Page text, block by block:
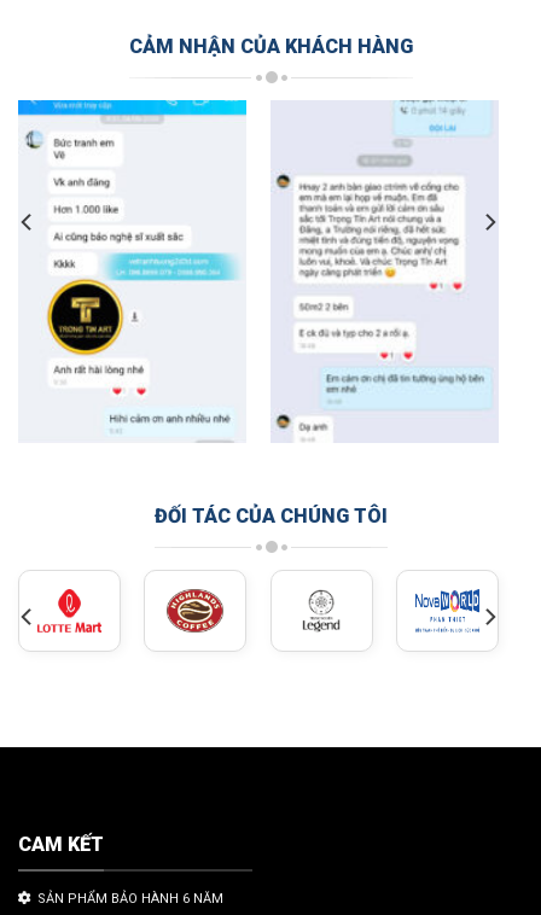
CẢM NHẬN CỦA KHÁCH HÀNG
ĐỐI TÁC CỦA CHÚNG TÔI
CAM KẾT
SẢN PHẨM BẢO HÀNH 6 NĂM